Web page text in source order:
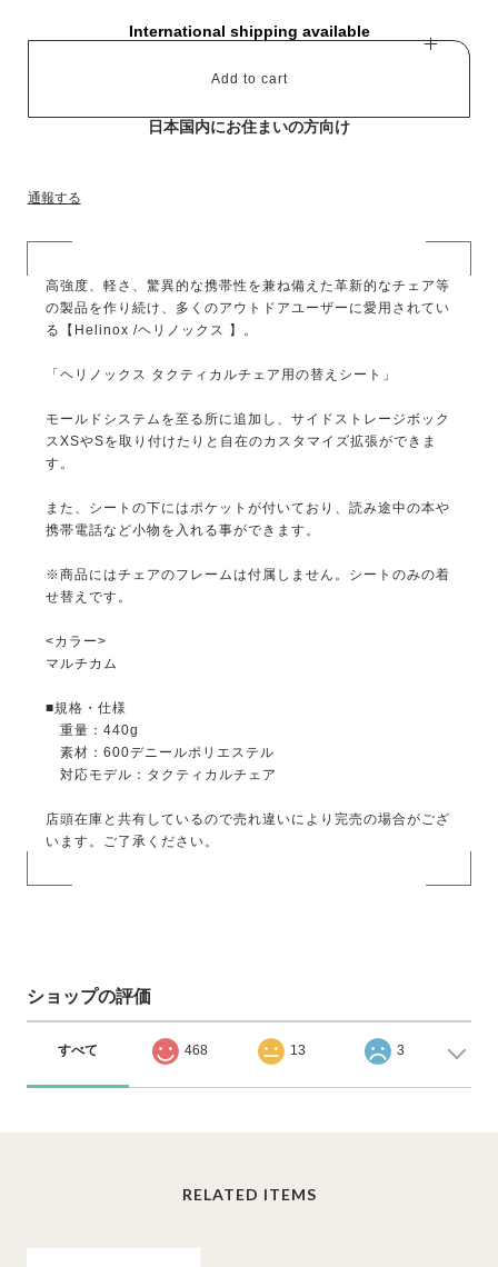
International shipping available
Add to cart
日本国内にお住まいの方向け
通報する
高強度、軽さ、驚異的な携帯性を兼ね備えた革新的なチェア等
の製品を作り続け、多くのアウトドアユーザーに愛用されてい
る【Helinox /ヘリノックス 】。
「ヘリノックス タクティカルチェア用の替えシート」
モールドシステムを至る所に追加し、サイドストレージボック
スXSやSを取り付けたりと自在のカスタマイズ拡張ができま
す。
また、シートの下にはポケットが付いており、読み途中の本や
携帯電話など小物を入れる事ができます。
※商品にはチェアのフレームは付属しません。シートのみの着
せ替えです。
<カラー>
マルチカム
■規格・仕様
重量：440g
素材：600デニールポリエステル
対応モデル：タクティカルチェア
店頭在庫と共有しているので売れ違いにより完売の場合がござ
います。ご了承ください。
ショップの評価
すべて 468 13 3
RELATED ITEMS